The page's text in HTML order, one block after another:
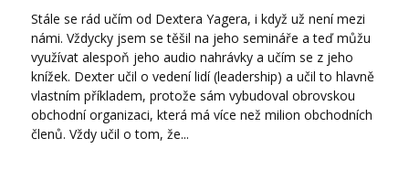
Stále se rád učím od Dextera Yagera, i když už není mezi
námi. Vždycky jsem se těšil na jeho semináře a teď můžu
využívat alespoň jeho audio nahrávky a učím se z jeho
knížek. Dexter učil o vedení lidí (leadership) a učil to hlavně
vlastním příkladem, protože sám vybudoval obrovskou
obchodní organizaci, která má více než milion obchodních
členů. Vždy učil o tom, že...